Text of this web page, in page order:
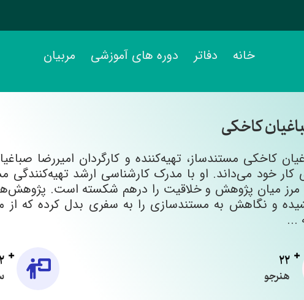
خانه دفاتر دوره های آموزشی مربیان
کاخکی
کاخکی مستندساز، تهیه‌کننده و کارگردان امیررضا
کار خود می‌داند. او با مدرک کارشناسی ارشد
مرز میان پژوهش و خلاقیت را درهم شکسته است.
و نگاهش به مستندسازی را به سفری بدل کرده که از
...
22
هنرجو
2